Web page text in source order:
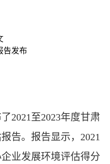
告发布
2021至2023年度甘肃
告。报告显示，2021
业发展环境评估得分